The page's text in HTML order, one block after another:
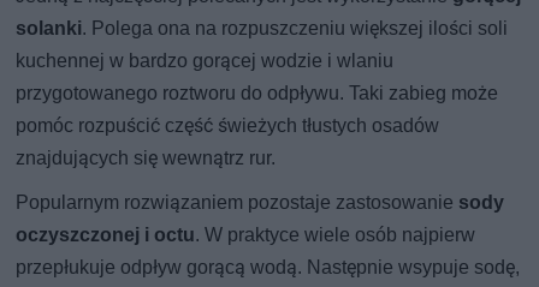
solanki. Polega ona na rozpuszczeniu większej ilości soli
kuchennej w bardzo gorącej wodzie i wlaniu
przygotowanego roztworu do odpływu. Taki zabieg może
pomóc rozpuścić część świeżych tłustych osadów
znajdujących się wewnątrz rur.
Popularnym rozwiązaniem pozostaje zastosowanie sody
oczyszczonej i octu. W praktyce wiele osób najpierw
przepłukuje odpływ gorącą wodą. Następnie wsypuje sodę,